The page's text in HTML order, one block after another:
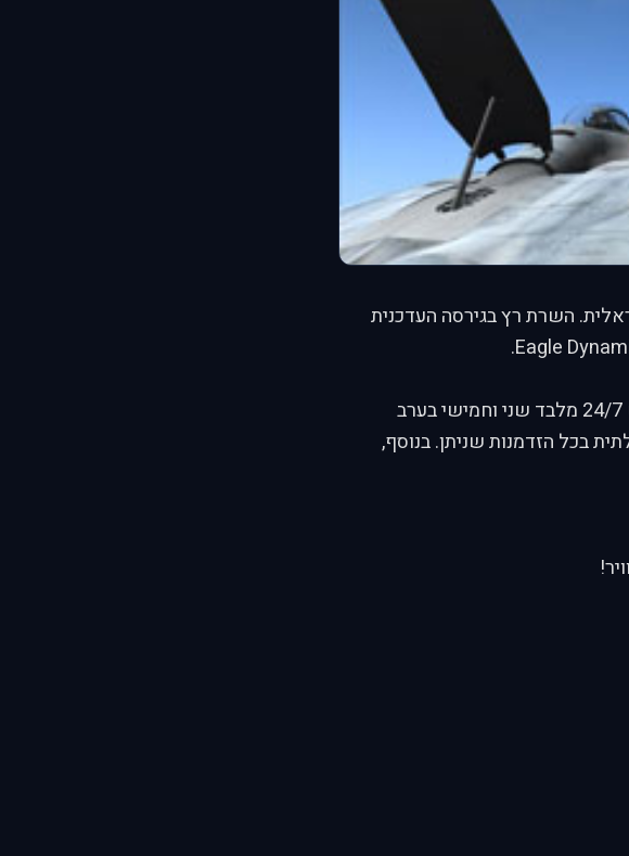
השרת רץ בגירסה העדכנית
כלי אדמיניסטרציה SLMOD הותקן ורץ בשרת, השרת עובד כמעט 24/7 מלבד שני וחמישי בערב
בכל הזדמנות שניתן. בנוסף,